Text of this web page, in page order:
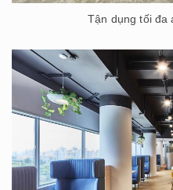
Tận dụng tối đa